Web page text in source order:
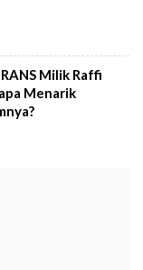
Milik Raffi
Menarik